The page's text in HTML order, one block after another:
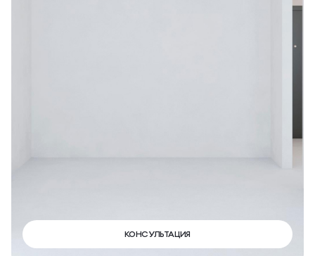
КОНСУЛЬТАЦИЯ